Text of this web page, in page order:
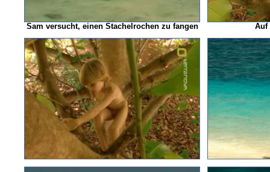
Sam versucht, einen Stachelrochen zu fangen Auf